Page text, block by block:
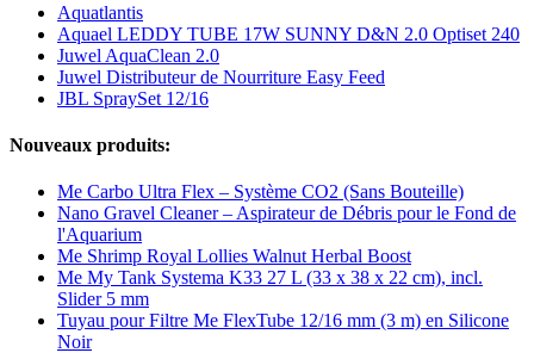
Aquatlantis
Aquael LEDDY TUBE 17W SUNNY D&N 2.0 Optiset 240
Juwel AquaClean 2.0
Juwel Distributeur de Nourriture Easy Feed
JBL SpraySet 12/16
Nouveaux produits:
Me Carbo Ultra Flex – Système CO2 (Sans Bouteille)
Nano Gravel Cleaner – Aspirateur de Débris pour le Fond de
l'Aquarium
Me Shrimp Royal Lollies Walnut Herbal Boost
Me My Tank Systema K33 27 L (33 x 38 x 22 cm), incl.
Slider 5 mm
Tuyau pour Filtre Me FlexTube 12/16 mm (3 m) en Silicone
Noir